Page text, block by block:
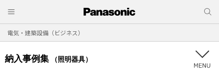
電気・建築設備（ビジネス）
納入事例集 （照明器具）